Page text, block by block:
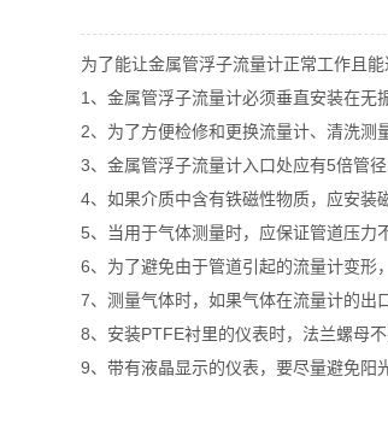
为了能让金属管浮子流量计正常工作且
1、金属管浮子流量计必须垂直安装在无
2、为了方便检修和更换流量计、清洗测
3、金属管浮子流量计入口处应有5倍管
4、如果介质中含有铁磁性物质，应安装
5、当用于气体测量时，应保证管道压力
6、为了避免由于管道引起的流量计变形
7、测量气体时，如果气体在流量计的出
8、安装PTFE衬里的仪表时，法兰螺母
9、带有液晶显示的仪表，要尽量避免